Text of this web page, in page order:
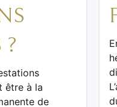
?
être à la
de